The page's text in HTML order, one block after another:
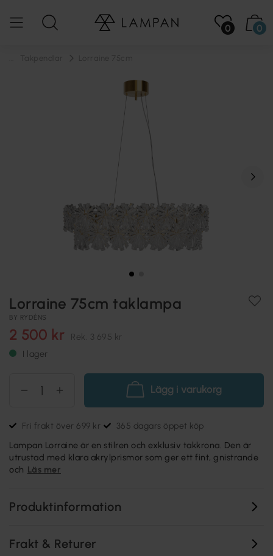
0 0
Lorraine 75cm taklampa
BY RYDÉNS
2 500 kr Rek. 3 695 kr
I lager
Lägg i varukorg
Fri frakt över 699 kr 365 dagars öppet köp
Lampan Lorraine är en stilren och exklusiv takkrona. Den är
utrustad med klara akrylprismor som ger ett fint, gnistrande
och Läs mer
Produktinformation
Frakt & Returer